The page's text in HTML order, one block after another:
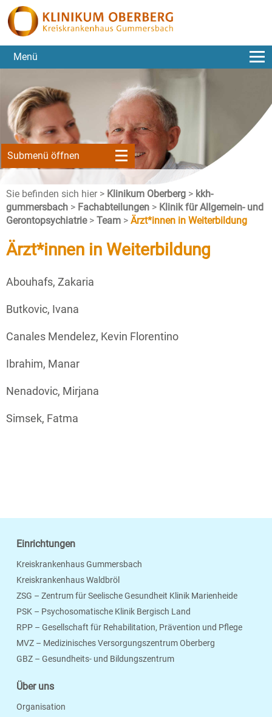
Menü
Submenü öffnen
Sie befinden sich hier > Klinikum Oberberg > kkh-
gummersbach > Fachabteilungen > Klinik für Allgemein- und
Gerontopsychiatrie > Team > Ärzt*innen in Weiterbildung
Ärzt*innen in Weiterbildung
Abouhafs, Zakaria
Butkovic, Ivana
Canales Mendelez, Kevin Florentino
Ibrahim, Manar
Nenadovic, Mirjana
Simsek, Fatma
Einrichtungen
Kreiskrankenhaus Gummersbach
Kreiskrankenhaus Waldbröl
ZSG – Zentrum für Seelische Gesundheit Klinik Marienheide
PSK – Psychosomatische Klinik Bergisch Land
RPP – Gesellschaft für Rehabilitation, Prävention und Pflege
MVZ – Medizinisches Versorgungszentrum Oberberg
GBZ – Gesundheits- und Bildungszentrum
Über uns
Organisation